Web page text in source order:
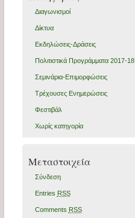
Διαγωνισμοί
Δίκτυα
Εκδηλώσεις-Δράσεις
Πολιτιστικά Προγράμματα 2017-18
Σεμινάρια-Επιμορφώσεις
Τρέχουσες Ενημερώσεις
Φεστιβάλ
Χωρίς κατηγορία
Μεταστοιχεία
Σύνδεση
Entries RSS
Comments RSS